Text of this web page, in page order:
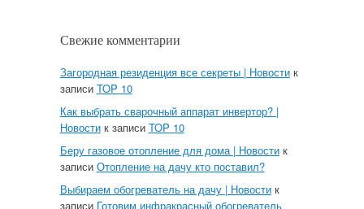
Свежие комментарии
Загородная резиденция все секреты | Новостик
записи TOP 10
Как выбрать сварочный аппарат инвертор? |
Новостик записи TOP 10
Беру газовое отопление для дома | Новостик
записи Отопление на дачу кто поставил?
Выбираем обогреватель на дачу | Новостик
записи Готовим инфракрасный обогреватель